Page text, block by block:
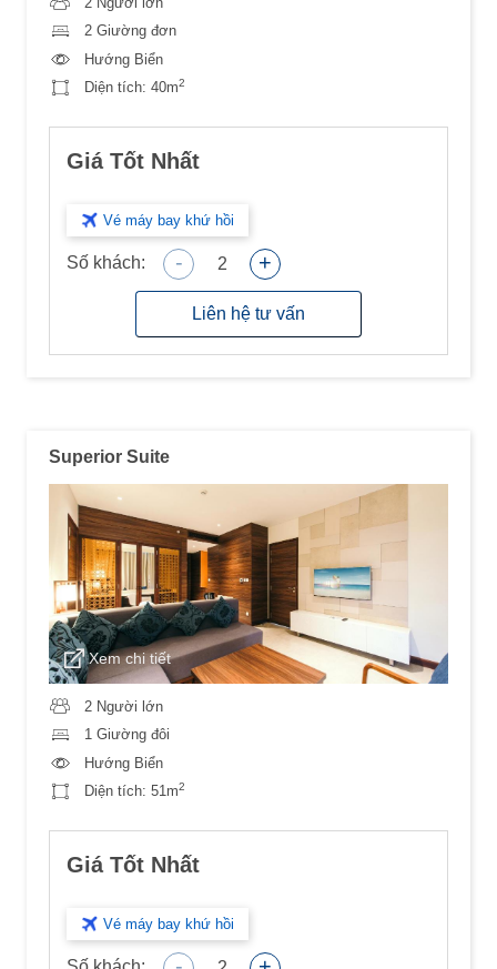
2 Giường đơn
Hướng Biển
Diện tích: 40m2
Giá Tốt Nhất
Vé máy bay khứ hồi
Số khách: - 2 +
Liên hệ tư vấn
Superior Suite
Xem chi tiết
2 Người lớn
1 Giường đôi
Hướng Biển
Diện tích: 51m2
Giá Tốt Nhất
Vé máy bay khứ hồi